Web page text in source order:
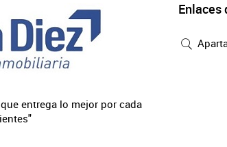
entrega lo mejor por cada
Enlaces